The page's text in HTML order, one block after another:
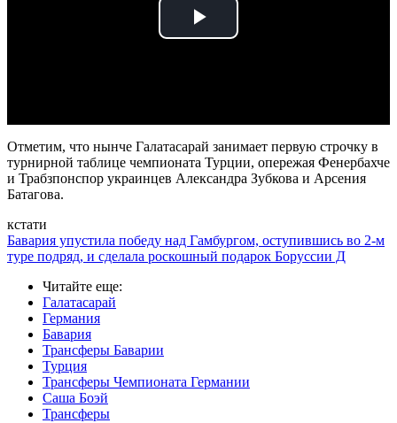
Play
Отметим, что нынче Галатасарай занимает первую строчку в
турнирной таблице чемпионата Турции, опережая Фенербахче
и Трабзпонспор украинцев Александра Зубкова и Арсения
Батагова.
кстати
Бавария упустила победу над Гамбургом, оступившись во 2-м
туре подряд, и сделала роскошный подарок Боруссии Д
Читайте еще:
Галатасарай
Германия
Бавария
Трансферы Баварии
Турция
Трансферы Чемпионата Германии
Саша Боэй
Трансферы